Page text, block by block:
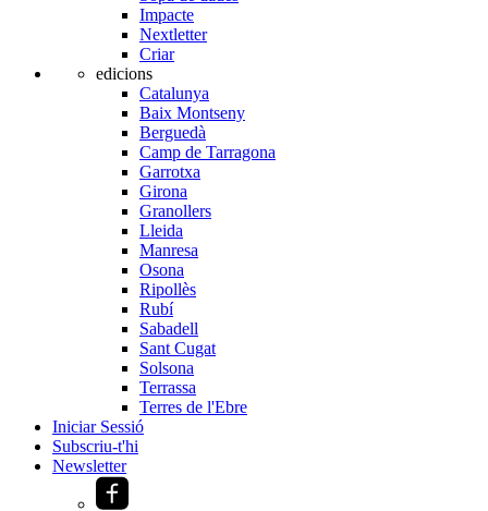
Impacte
Nextletter
Criar
edicions
Catalunya
Baix Montseny
Berguedà
Camp de Tarragona
Garrotxa
Girona
Granollers
Lleida
Manresa
Osona
Ripollès
Rubí
Sabadell
Sant Cugat
Solsona
Terrassa
Terres de l'Ebre
Iniciar Sessió
Subscriu-t'hi
Newsletter